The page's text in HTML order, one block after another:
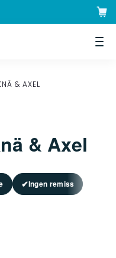
& AXEL
& Axel
✔Ingen remiss